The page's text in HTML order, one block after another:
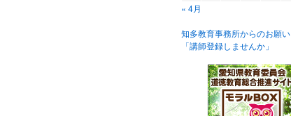
« 4月
知多教育事務所からのお願い
「講師登録しませんか」